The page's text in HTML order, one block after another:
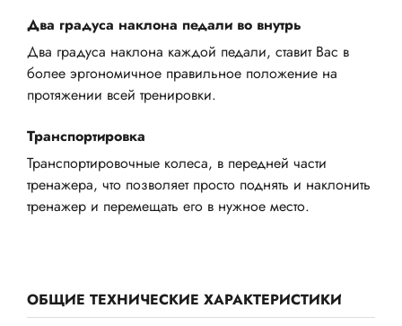
Два градуса наклона педали во внутрь
Два градуса наклона каждой педали, ставит Вас в
более эргономичное правильное положение на
протяжении всей тренировки.
Транспортировка
Транспортировочные колеса, в передней части
тренажера, что позволяет просто поднять и наклонить
тренажер и перемещать его в нужное место.
ОБЩИЕ ТЕХНИЧЕСКИЕ ХАРАКТЕРИСТИКИ